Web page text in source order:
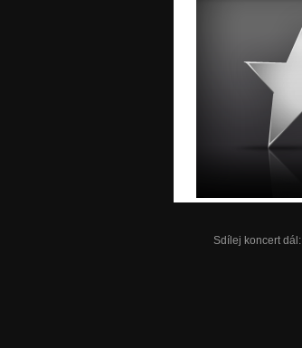
Sdílej koncert dál: